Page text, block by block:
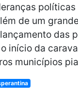
políticas
de um
das
início da
municípios